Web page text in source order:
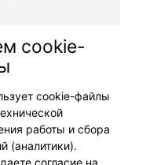
cookie-
cookie-файлы
работы и сбора
(аналитики).
согласие на